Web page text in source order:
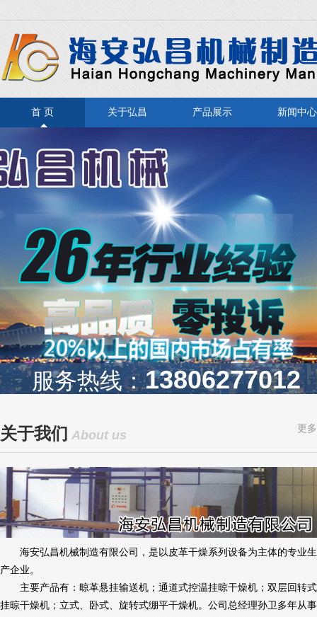
首 页 关于弘昌 产品展示 新闻中心
服务热线：13806277012
更
关于我们 About us
海安弘昌机械制造有限公司，是以皮革干燥系列设备为主体的专业生
产企业。
主要产品有：晾革悬挂输送机；通道式控温挂晾干燥机；双层回转式
挂晾干燥机；立式、卧式、旋转式绷平干燥机。公司总经理孙卫多年从事